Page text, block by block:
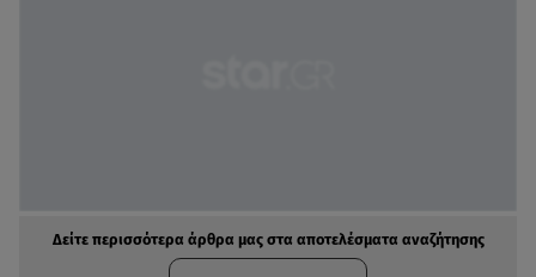
Δείτε περισσότερα άρθρα μας στα αποτελέσματα αναζήτησης